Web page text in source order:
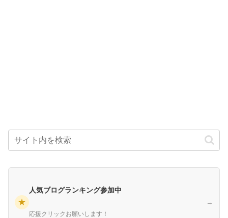
★
人気ブログランキング参加中
応援クリックお願いします！
→